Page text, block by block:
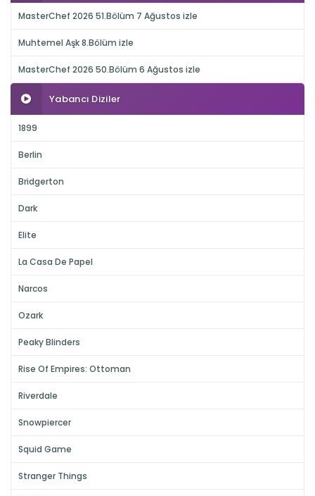
MasterChef 2026 51.Bölüm 7 Ağustos izle
Muhtemel Aşk 8.Bölüm izle
MasterChef 2026 50.Bölüm 6 Ağustos izle
Yabancı Diziler
1899
Berlin
Bridgerton
Dark
Elite
La Casa De Papel
Narcos
Ozark
Peaky Blinders
Rise Of Empires: Ottoman
Riverdale
Snowpiercer
Squid Game
Stranger Things